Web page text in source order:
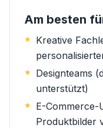
Am besten
Kreative
Designteams
unterstützt)
E-Commerce-
Produktbilder